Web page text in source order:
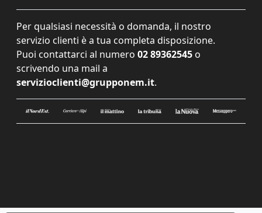
Per qualsiasi necessità o domanda, il nostro
servizio clienti è a tua completa disposizione.
Puoi contattarci al numero 02 89362545 o
scrivendo una mail a
servizioclienti@grupponem.it.